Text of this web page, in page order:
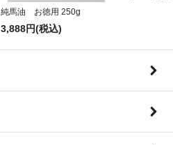
純馬油 お徳用 250g
3,888円(税込)